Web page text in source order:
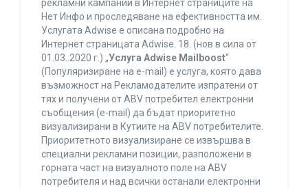
рекламни кампании в Интернет страниците на
Нет Инфо и проследяване на ефективността им.
Услугата Adwise е описана подробно на
Интернет страницата Adwise. 18. (нов в сила от
01.03..2020 г.) „Услуга Adwise Mailboost“
(Популяризиране на e-mail) е услуга, която дава
възможност на Рекламодателите изпратени от
тях и получени от ABV потребител електронни
съобщения (e-mail) да бъдат приоритетно
визуализирани в Кутиите на ABV потребителите.
Приоритетното визуализиране се извършва в
специални рекламни позиции, разположени в
горната част на визуалното поле на ABV
потребителя и над всички останали електронни